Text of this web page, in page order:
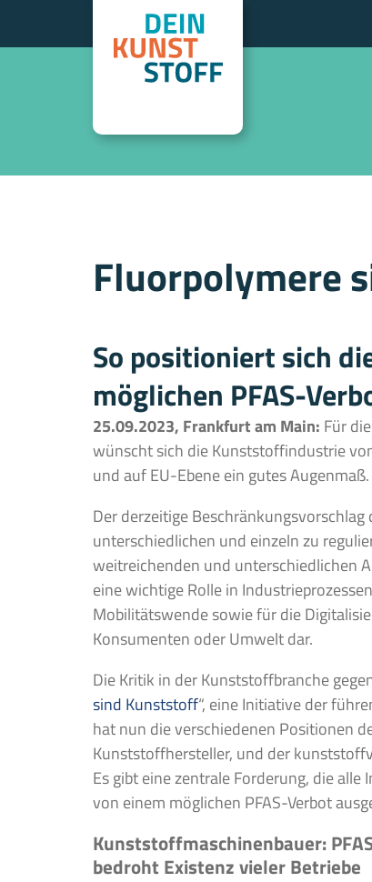
Fluorpolymere
So positioniert sich
möglichen PFAS-
25.09.2023, Frankfurt am Main: Für
wünscht sich die Kunststoffindustrie
und auf EU-Ebene ein gutes Augenmaß.
Der derzeitige
unterschiedlichen und einzeln zu
weitreichenden und unterschiedlichen
eine wichtige Rolle in
Mobilitätswende sowie für die
Konsumenten oder Umwelt dar.
Die Kritik in der Kunststoffbranche
sind Kunststoff“, eine Initiative der
hat nun die verschiedenen Positionen
Kunststoffhersteller, und der
Es gibt eine zentrale Forderung, die
von einem möglichen PFAS-Verbot
Kunststoffmaschinenbauer:
bedroht Existenz vieler Betriebe